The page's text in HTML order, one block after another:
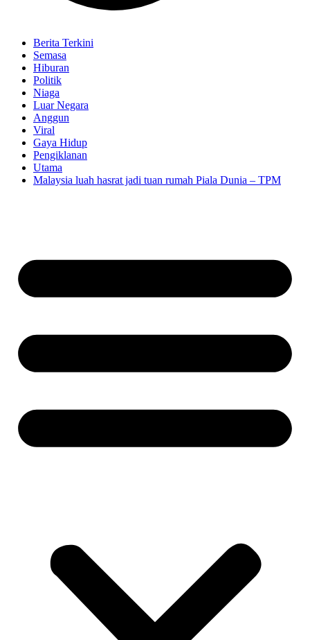
Berita Terkini
Semasa
Hiburan
Politik
Niaga
Luar Negara
Anggun
Viral
Gaya Hidup
Pengiklanan
Utama
Malaysia luah hasrat jadi tuan rumah Piala Dunia – TPM